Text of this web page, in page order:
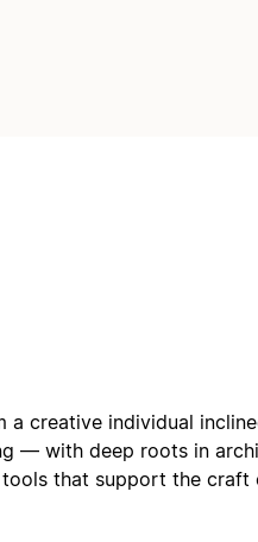
a creative individual
— with deep roots in
that support the craft